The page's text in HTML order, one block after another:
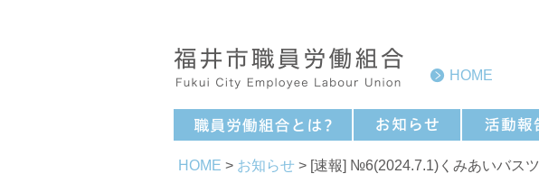
HOME
HOME > お知らせ > [速報] №6(2024.7.1)くみあいバス